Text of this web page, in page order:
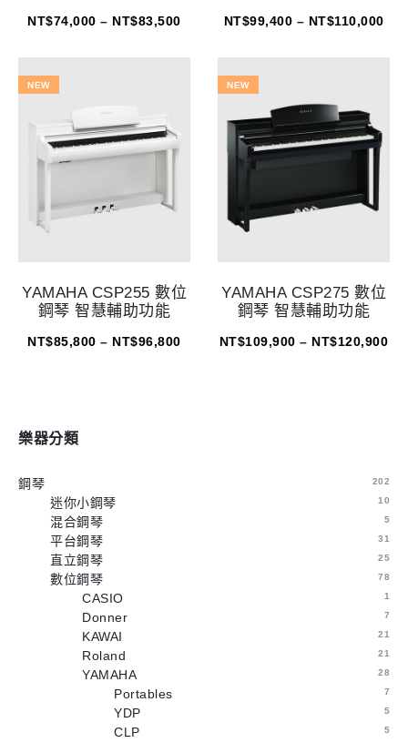
NT$74,000 – NT$83,500 NT$99,400 – NT$110,000
NEW
YAMAHA CSP255 數位
鋼琴 智慧輔助功能
NT$85,800 – NT$96,800
NEW
YAMAHA CSP275 數位
鋼琴 智慧輔助功能
NT$109,900 – NT$120,900
樂器分類
鋼琴 202
迷你小鋼琴 10
混合鋼琴 5
平台鋼琴 31
直立鋼琴 25
數位鋼琴 78
CASIO 1
Donner 7
KAWAI 21
Roland 21
YAMAHA 28
Portables 7
YDP 5
CLP 5